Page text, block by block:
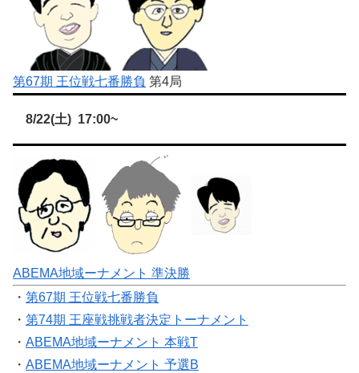
第67期 王位戦七番勝負 第4局
8/22(土) 17:00~
ABEMA地域ーナメント 準決勝
・ 第67期 王位戦七番勝負
・ 第74期 王座戦挑戦者決定トーナメント
・ ABEMA地域ーナメント 本戦T
・ ABEMA地域ーナメント 予選B